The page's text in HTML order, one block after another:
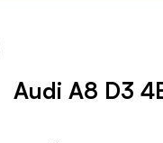
Audi A8 D3